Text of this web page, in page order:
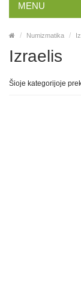
MENU
Numizmatika
Izraelis
Šioje kategorijoje